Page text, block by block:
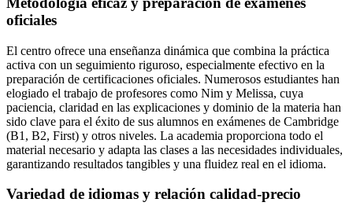
oficiales
El centro ofrece una enseñanza dinámica que combina la práctica
activa con un seguimiento riguroso, especialmente efectivo en la
preparación de certificaciones oficiales. Numerosos estudiantes han
elogiado el trabajo de profesores como Nim y Melissa, cuya
paciencia, claridad en las explicaciones y dominio de la materia han
sido clave para el éxito de sus alumnos en exámenes de Cambridge
(B1, B2, First) y otros niveles. La academia proporciona todo el
material necesario y adapta las clases a las necesidades individuales,
garantizando resultados tangibles y una fluidez real en el idioma.
Variedad de idiomas y relación calidad-precio